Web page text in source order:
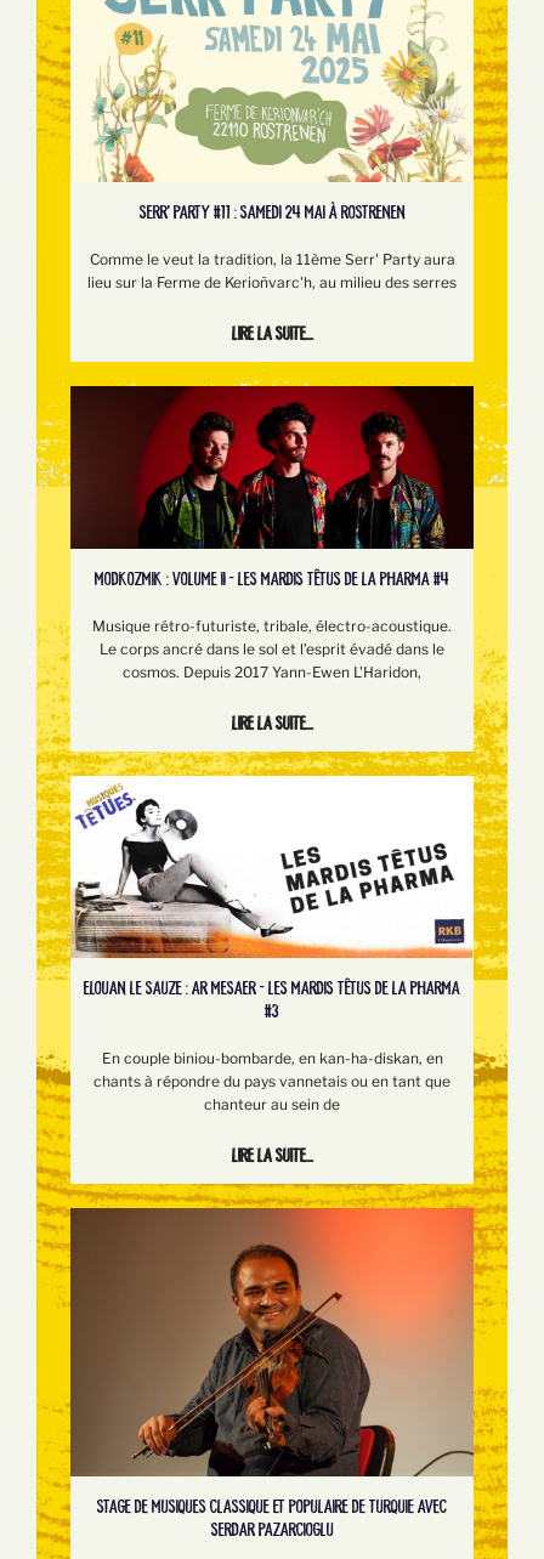
SERR’ PARTY #11 : SAMEDI 24 MAI À ROSTRENEN
Comme le veut la tradition, la 11ème Serr' Party aura
lieu sur la Ferme de Kerioñvarc'h, au milieu des serres
Lire la suite...
MODKOZMIK : VOLUME II - LES MARDIS TÊTUS DE LA PHARMA #4
Musique rétro-futuriste, tribale, électro-acoustique.
Le corps ancré dans le sol et l’esprit évadé dans le
cosmos. Depuis 2017 Yann-Ewen L'Haridon,
Lire la suite...
ELOUAN LE SAUZE : AR MESAER - LES MARDIS TÊTUS DE LA PHARMA
#3
En couple biniou-bombarde, en kan-ha-diskan, en
chants à répondre du pays vannetais ou en tant que
chanteur au sein de
Lire la suite...
STAGE DE MUSIQUES CLASSIQUE ET POPULAIRE DE TURQUIE AVEC
SERDAR PAZARCIOGLU